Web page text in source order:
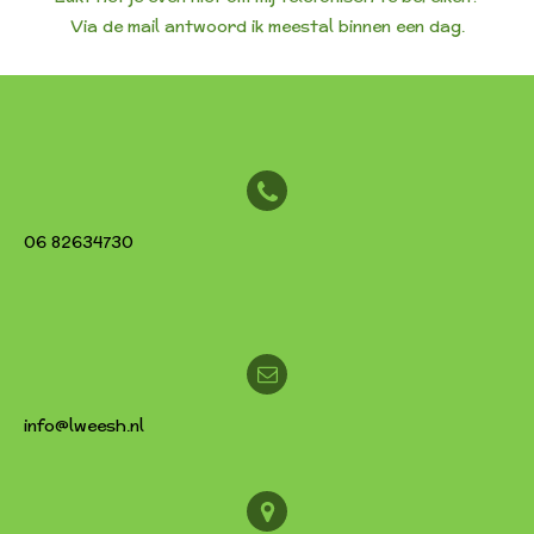
Via de mail antwoord ik meestal binnen een dag.
06 82634730
info@lweesh.nl